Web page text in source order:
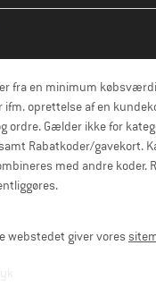
fra en minimum
ifm. oprettelse af en
ordre. Gælder ikke for
Rabatkoder/gavekort.
med andre koder.
webstedet giver vores